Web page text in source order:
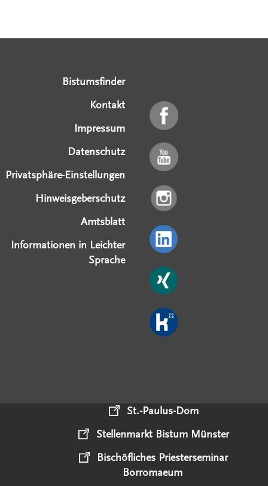
Bistumsfinder
Kontakt
Impressum
Datenschutz
Privatsphäre-Einstellungen
Hinweisgeberschutz
Amtsblatt
Informationen in Leichter
Sprache
St.-Paulus-Dom
Stellenmarkt Bistum Münster
Bischöfliches Priesterseminar
Borromaeum